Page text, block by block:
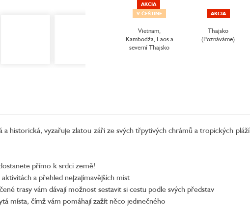
AKCIA
V ČEŠTINE
Vietnam,
Kambodža, Laos a
severní Thajsko
AKCIA
Thajsko
(Poznáváme)
a historická, vyzařuje zlatou záři ze svých třpytivých chrámů a tropických pláží
přímo k srdci země!
a přehled nejzajímavějších míst
trasy vám dávají možnost sestavit si cestu podle svých představ
místa, čímž vám pomáhají zažít něco jedinečného